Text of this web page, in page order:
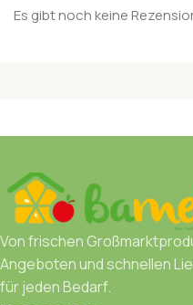
Es gibt noch keine
Von frischen
Angeboten und schnellen
für jeden Bedarf.